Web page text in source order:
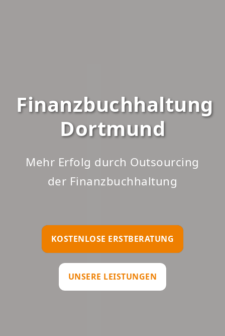
Finanzbuchhaltung
Dortmund
Mehr Erfolg durch Outsourcing
der Finanzbuchhaltung
KOSTENLOSE ERSTBERATUNG
UNSERE LEISTUNGEN